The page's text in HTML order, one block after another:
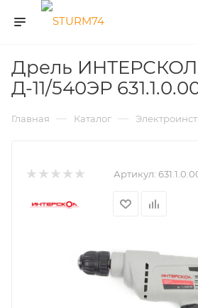
Дрель ИНТЕРСКОЛ
Д-11/540ЭР
Главная — Каталог —
Артикул: